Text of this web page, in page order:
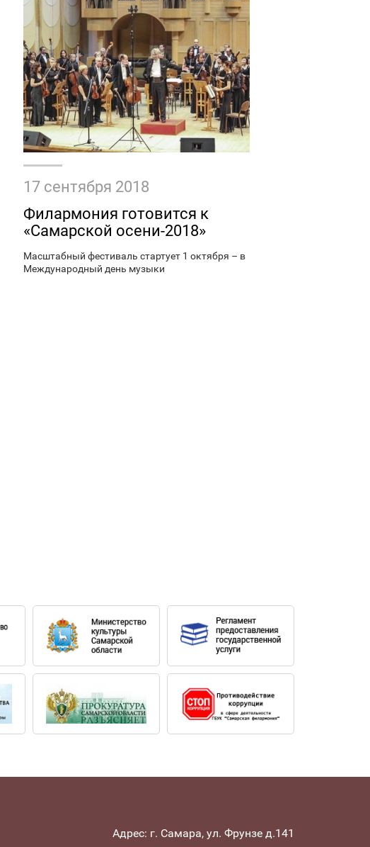
17 сентября 2018
Филармония готовится к
«Самарской осени-2018»
Масштабный фестиваль стартует 1 октября – в
Международный день музыки
Адрес: г. Самара, ул. Фрунзе д.141